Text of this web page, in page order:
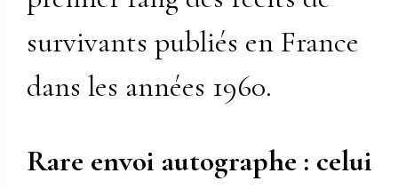
survivants publiés en France
dans les années 1960.
Rare envoi autographe : celui